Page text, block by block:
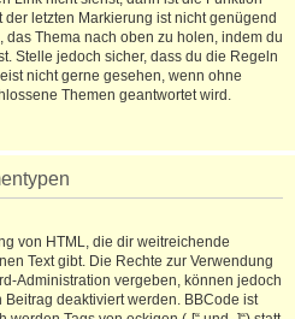
letzten Markierung ist nicht genügend
Thema nach oben zu holen, indem du
Stelle jedoch sicher, dass du die Regeln
nicht gerne gesehen, wenn ohne
Themen geantwortet wird.
von HTML, die dir weitreichende
Text gibt. Die Rechte zur Verwendung
Administration vergeben, können jedoch
deaktiviert werden. BBCode ist